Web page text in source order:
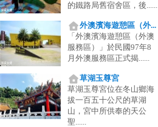
的鐵路局舊宿舍區，後......
外澳濱海遊憩區（外...
「外澳濱海遊憩區（外澳
服務區）」於民國97年8
月外澳服務區正式揭......
草湖玉尊宮
草湖玉尊宮位在冬山鄉海
拔一百五十公尺的草湖
山，宮中所供奉的天公
聖......